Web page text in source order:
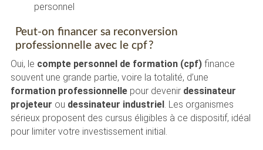
personnel
Peut-on financer sa reconversion
professionnelle avec le cpf ?
Oui, le compte personnel de formation (cpf)finance
souvent une grande partie, voire la totalité, d’une
formation professionnellepour devenir dessinateur
projeteur ou dessinateur industriel. Les organismes
sérieux proposent des cursus éligibles à ce dispositif, idéal
pour limiter votre investissement initial.